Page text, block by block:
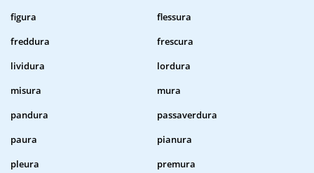
figura
flessura
freddura
frescura
lividura
lordura
misura
mura
pandura
passaverdura
paura
pianura
pleura
premura